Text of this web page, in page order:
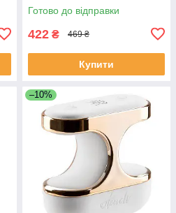
Готово до відправки
422 ₴ 469 ₴
Купити
–10%